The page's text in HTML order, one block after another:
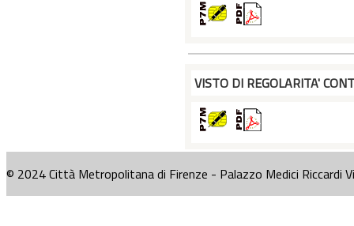
VISTO DI REGOLARITA'
© 2024 Città Metropolitana di Firenze - Palazzo Medici Riccardi